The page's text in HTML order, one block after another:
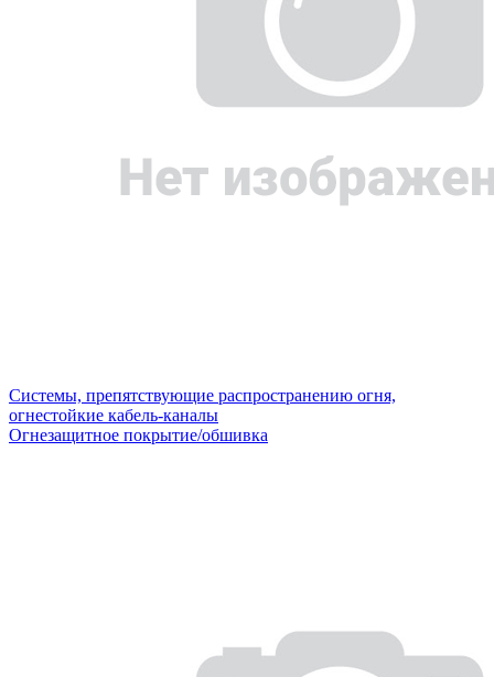
Системы, препятствующие распространению огня,
огнестойкие кабель-каналы
Огнезащитное покрытие/обшивка